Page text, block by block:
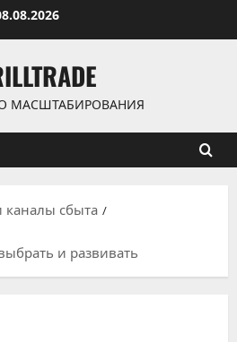
МАСШТАБИРОВАНИЯ
сбыта
и развивать